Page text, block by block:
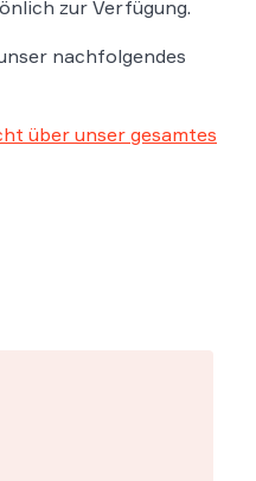
zur Verfügung.
nachfolgendes
über unser gesamtes